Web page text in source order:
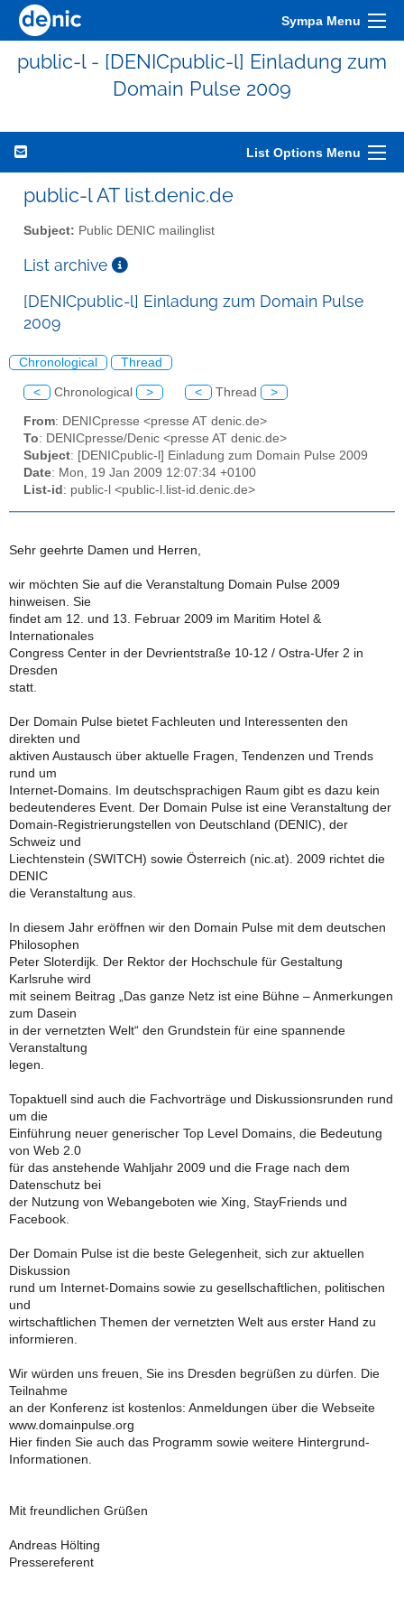
Sympa Menu
public-l - [DENICpublic-l] Einladung zum
Domain Pulse 2009
List Options Menu
public-l AT list.denic.de
Subject: Public DENIC mailinglist
List archive
[DENICpublic-l] Einladung zum Domain Pulse
2009
Chronological Thread
< Chronological > < Thread >
From: DENICpresse <presse AT denic.de>
To: DENICpresse/Denic <presse AT denic.de>
Subject: [DENICpublic-l] Einladung zum Domain Pulse 2009
Date: Mon, 19 Jan 2009 12:07:34 +0100
List-id : public-l <public-l.list-id.denic.de>
Sehr geehrte Damen und Herren,
wir möchten Sie auf die Veranstaltung Domain Pulse 2009
hinweisen. Sie
findet am 12. und 13. Februar 2009 im Maritim Hotel &
Internationales
Congress Center in der Devrientstraße 10-12 / Ostra-Ufer 2 in
Dresden
statt.
Der Domain Pulse bietet Fachleuten und Interessenten den
direkten und
aktiven Austausch über aktuelle Fragen, Tendenzen und Trends
rund um
Internet-Domains. Im deutschsprachigen Raum gibt es dazu kein
bedeutenderes Event. Der Domain Pulse ist eine Veranstaltung der
Domain-Registrierungstellen von Deutschland (DENIC), der
Schweiz und
Liechtenstein (SWITCH) sowie Österreich (nic.at). 2009 richtet die
DENIC
die Veranstaltung aus.
In diesem Jahr eröffnen wir den Domain Pulse mit dem deutschen
Philosophen
Peter Sloterdijk. Der Rektor der Hochschule für Gestaltung
Karlsruhe wird
mit seinem Beitrag „Das ganze Netz ist eine Bühne – Anmerkungen
zum Dasein
in der vernetzten Welt“ den Grundstein für eine spannende
Veranstaltung
legen.
Topaktuell sind auch die Fachvorträge und Diskussionsrunden rund
um die
Einführung neuer generischer Top Level Domains, die Bedeutung
von Web 2.0
für das anstehende Wahljahr 2009 und die Frage nach dem
Datenschutz bei
der Nutzung von Webangeboten wie Xing, StayFriends und
Facebook.
Der Domain Pulse ist die beste Gelegenheit, sich zur aktuellen
Diskussion
rund um Internet-Domains sowie zu gesellschaftlichen, politischen
und
wirtschaftlichen Themen der vernetzten Welt aus erster Hand zu
informieren.
Wir würden uns freuen, Sie ins Dresden begrüßen zu dürfen. Die
Teilnahme
an der Konferenz ist kostenlos: Anmeldungen über die Webseite
www.domainpulse.org
Hier finden Sie auch das Programm sowie weitere Hintergrund-
Informationen.
Mit freundlichen Grüßen
Andreas Hölting
Pressereferent